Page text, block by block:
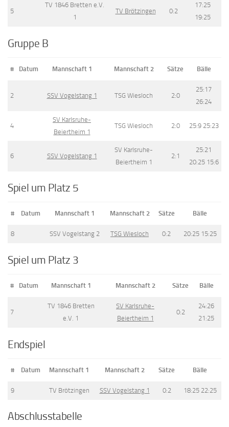
5
TV 1846 Bretten e.V.
1
TV Brötzingen 0:2
17:25
19:25
Gruppe B
# Datum Mannschaft 1 Mannschaft 2 Sätze Bälle
2 SSV Vogelstang 1 TSG Wiesloch 2:0
25:17
26:24
4
SV Karlsruhe-
Beiertheim 1
TSG Wiesloch 2:0 25:9 25:23
6 SSV Vogelstang 1
SV Karlsruhe-
Beiertheim 1
2:1
25:21
20:25 15:6
Spiel um Platz 5
# Datum Mannschaft 1 Mannschaft 2 Sätze Bälle
8 SSV Vogelstang 2 TSG Wiesloch 0:2 20:25 15:25
Spiel um Platz 3
# Datum Mannschaft 1 Mannschaft 2 Sätze Bälle
7
TV 1846 Bretten
e.V. 1
SV Karlsruhe-
Beiertheim 1
0:2
24:26
21:25
Endspiel
# Datum Mannschaft 1 Mannschaft 2 Sätze Bälle
9 TV Brötzingen SSV Vogelstang 1 0:2 18:25 22:25
Abschlusstabelle